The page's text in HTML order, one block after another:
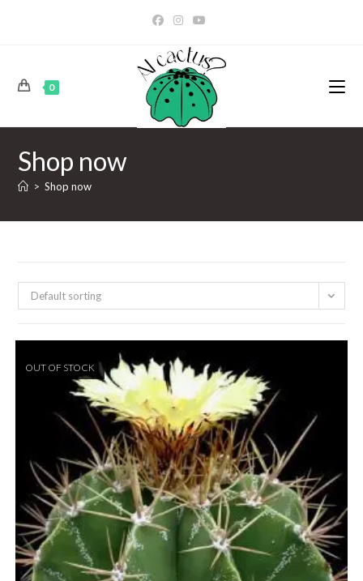
0
Shop now
> Shop now
Default sorting
OUT OF STOCK